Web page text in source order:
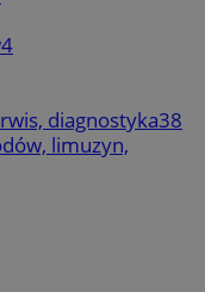
4
diagnostyka38
limuzyn,